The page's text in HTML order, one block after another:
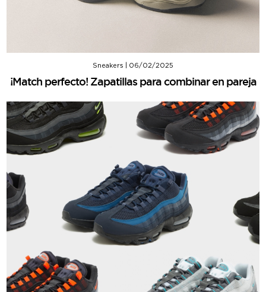
Sneakers 06/02/2025
¡Match perfecto! Zapatillas para combinar en pareja